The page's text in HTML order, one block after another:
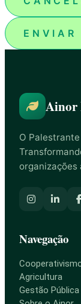
ENVIAR
Ainor
O
organizações
Navegação
Agricultura
Gestão Pública